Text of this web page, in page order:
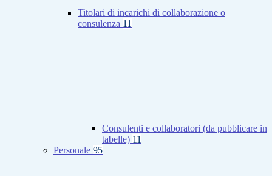
Titolari di incarichi di collaborazione o
consulenza 11
Consulenti e collaboratori (da pubblicare in
tabelle) 11
Personale 95